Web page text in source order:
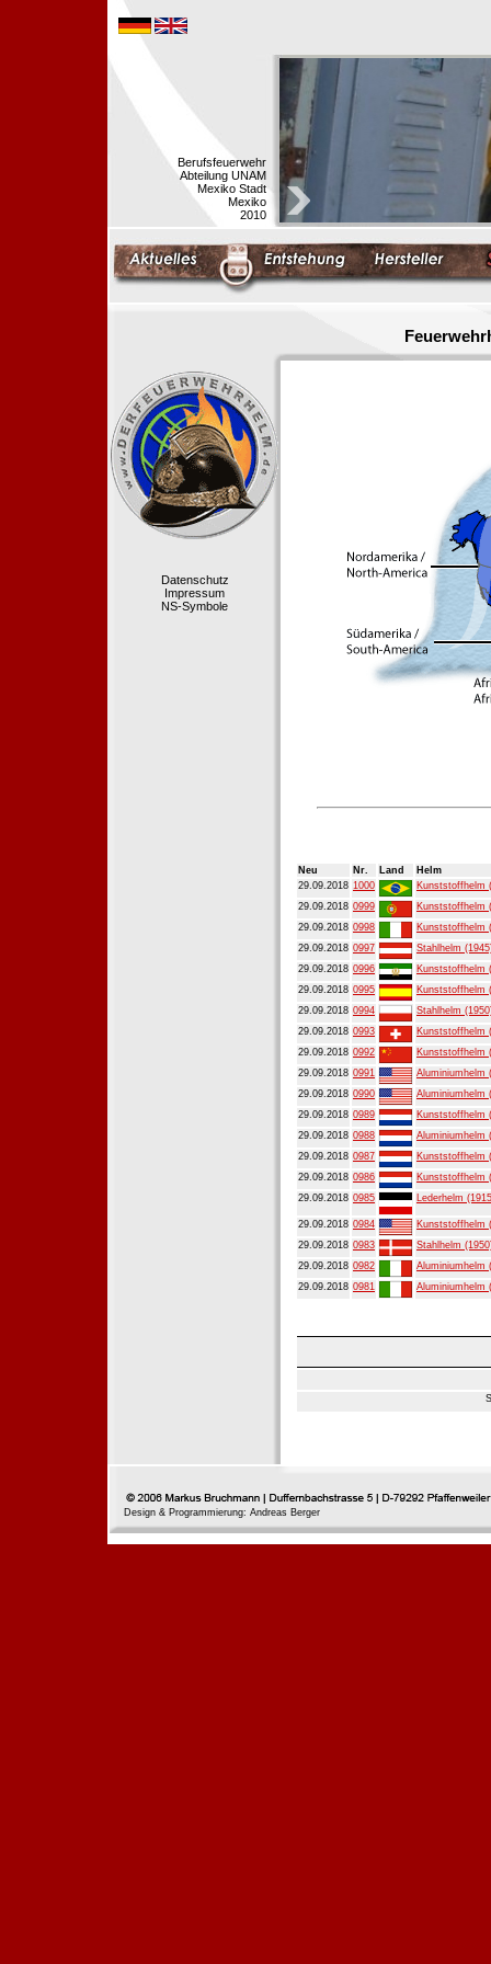
Berufsfeuerwehr
Abteilung UNAM
Mexiko Stadt
Mexiko
2010
Datenschutz
Impressum
NS-Symbole
Neu Nr. Land
Helm
29.09.2018 1000
Kunststoffhelm
29.09.2018 0999
Kunststoffhelm
29.09.2018 0998
Kunststoffhelm
29.09.2018 0997
Stahlhelm
29.09.2018 0996
Kunststoffhelm
29.09.2018 0995
Kunststoffhelm
29.09.2018 0994
Stahlhelm
29.09.2018 0993
Kunststoffhelm
29.09.2018 0992
Kunststoffhelm
29.09.2018 0991
Aluminiumhelm
29.09.2018 0990
Aluminiumhelm
29.09.2018 0989
Kunststoffhelm
29.09.2018 0988
Aluminiumhelm
29.09.2018 0987
Kunststoffhelm
29.09.2018 0986
Kunststoffhelm
29.09.2018 0985 Lederhelm
29.09.2018 0984
Kunststoffhelm
29.09.2018 0983
Stahlhelm
29.09.2018 0982
Aluminiumhelm
29.09.2018 0981 Aluminiumhelm
Design & Programmierung: Andreas Berger